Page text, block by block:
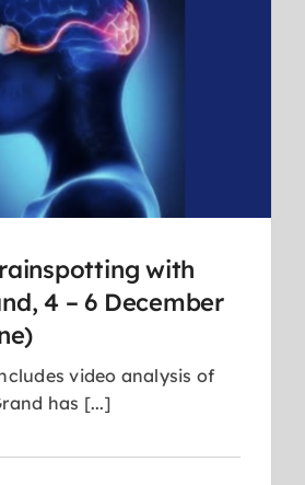
with
4 – 6 December
video analysis of
sessions Dr. Grand has [...]